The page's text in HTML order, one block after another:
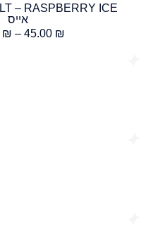
אייס
45.00 ₪
–
₪